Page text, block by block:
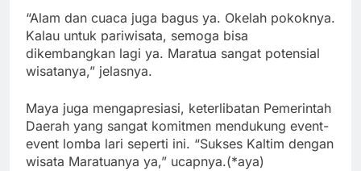
“Alam dan cuaca juga bagus ya. Okelah pokoknya.
Kalau untuk pariwisata, semoga bisa
dikembangkan lagi ya. Maratua sangat potensial
wisatanya,” jelasnya.
Maya juga mengapresiasi, keterlibatan Pemerintah
Daerah yang sangat komitmen mendukung event-
event lomba lari seperti ini. “Sukses Kaltim dengan
wisata Maratuanya ya,” ucapnya.(*aya)